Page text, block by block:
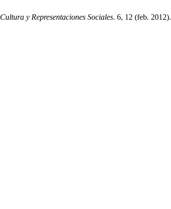
Cultura y Representaciones Sociales. 6, 12 (feb. 2012).